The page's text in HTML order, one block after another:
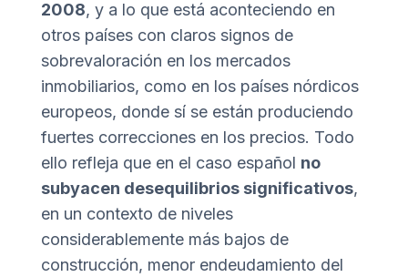
2008, y a lo que está aconteciendo en
otros países con claros signos de
sobrevaloración en los mercados
inmobiliarios, como en los países nórdicos
europeos, donde sí se están produciendo
fuertes correcciones en los precios. Todo
ello refleja que en el caso español no
subyacen desequilibrios significativos,
en un contexto de niveles
considerablemente más bajos de
construcción, menor endeudamiento del